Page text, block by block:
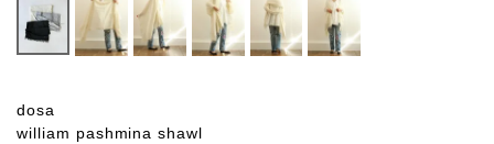
dosa
william pashmina shawl